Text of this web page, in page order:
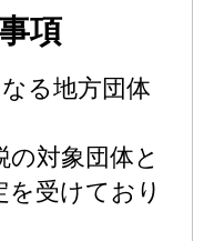
項
る地方団体
対象団体と
を受けており